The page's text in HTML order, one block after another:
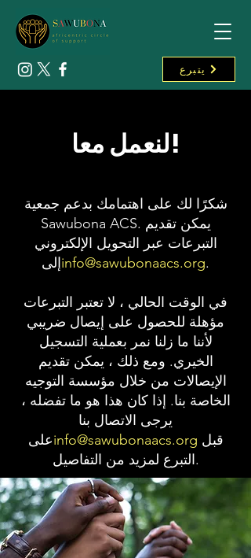
يتبرع
لنعمل معا!
شكرًا لك على اهتمامك بدعم جمعية
Sawubona ACS. يمكن تقديم
التبرعات عبر التحويل الإلكتروني
إلىinfo@sawubonaacs.org.
في الوقت الحالي ، لا تعتبر التبرعات
مؤهلة للحصول على إيصال ضريبي
لأننا ما زلنا نمر بعملية التسجيل
الخيري. ومع ذلك ، يمكن تقديم
الإيصالات من خلال مؤسسة التوجيه
الخاصة بنا. إذا كان هذا هو ما تفضله ،
يرجى الاتصال بنا
علىinfo@sawubonaacs.org
التبرع لمزيد من التفاصيل.